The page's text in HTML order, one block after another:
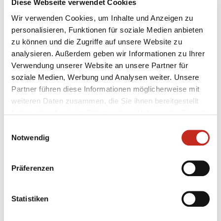
Diese Webseite verwendet Cookies
Wir verwenden Cookies, um Inhalte und Anzeigen zu
personalisieren, Funktionen für soziale Medien anbieten
zu können und die Zugriffe auf unsere Website zu
analysieren. Außerdem geben wir Informationen zu Ihrer
Verwendung unserer Website an unsere Partner für
soziale Medien, Werbung und Analysen weiter. Unsere
Partner führen diese Informationen möglicherweise mit
weiteren Daten zusammen, die Sie ihnen bereitgestellt
Notwendig
Präferenzen
Statistiken
arbeiten.
Torschützen:
Wiede (10/2), Drux (9), Rühl (4/2), Siewert (4), Bauer (2),
Kassler (1), Schnabel (1), Scheithauer (1), Müller,
Clausen, Schade, Reißky
Torhüter:
Grunz (13 Paraden), Güner
Weitere News